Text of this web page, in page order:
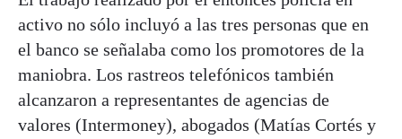
activo no sólo incluyó a las tres personas que en
el banco se señalaba como los promotores de la
maniobra. Los rastreos telefónicos también
alcanzaron a representantes de agencias de
valores (Intermoney), abogados (Matías Cortés y